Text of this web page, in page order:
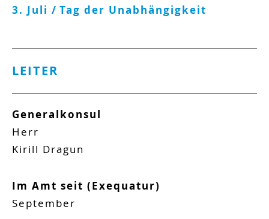
3. Juli / Tag der Unabhängigkeit
LEITER
Generalkonsul
Herr
Kirill Dragun
Im Amt seit (Exequatur)
September